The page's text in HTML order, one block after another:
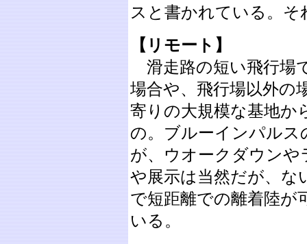
スと書かれている。
【リモート】
滑走路の短い飛行場
場合や、飛行場以外の
寄りの大規模な基地か
の。ブルーインパルス
が、ウオークダウン
や展示は当然だが、な
で短距離での離着陸が
いる。